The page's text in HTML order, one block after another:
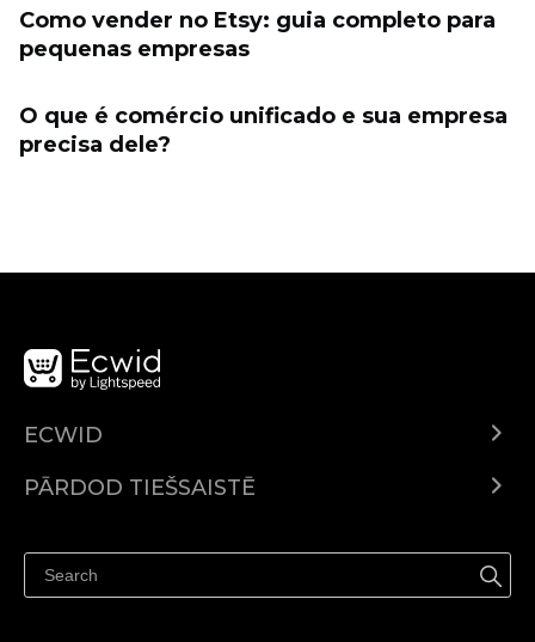
Como vender no Etsy: guia completo para
pequenas empresas
O que é comércio unificado e sua empresa
precisa dele?
ECWID
Izcenojumi
PĀRDOD TIEŠSAISTĒ
Pārdod Facebook
Pārdod Instagram